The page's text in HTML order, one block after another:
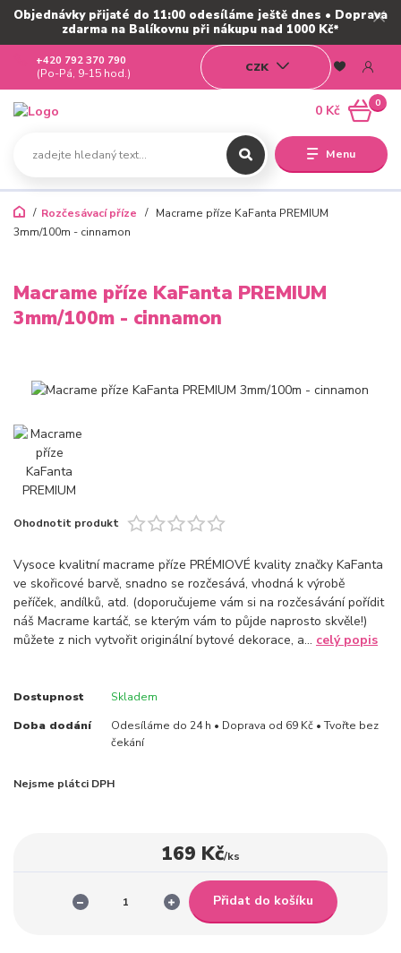
Objednávky přijaté do 11:00 odesíláme ještě dnes • Doprava
zdarma na Balíkovnu při nákupu nad 1000 Kč*
Menu
CZK
+420 792 370 790
(Po-Pá, 9-15 hod.)
0
0 Kč
Rozčesávací příze
Macrame příze KaFanta PREMIUM
3mm/100m - cinnamon
Macrame příze KaFanta PREMIUM
3mm/100m - cinnamon
Ohodnotit produkt
Vysoce kvalitní macrame příze PRÉMIOVÉ kvality značky KaFanta
ve skořicové barvě, snadno se rozčesává, vhodná k výrobě
peříček, andílků, atd. (doporučujeme vám si na rozčesávání pořídit
náš Macrame kartáč, se kterým vám to půjde naprosto skvěle!)
můžete z nich vytvořit originální bytové dekorace, a... celý popis
Dostupnost Skladem
Doba dodání
Odesíláme do 24 h • Doprava od 69 Kč • Tvořte bez
čekání
Nejsme plátci DPH
169 Kč/ks
Přidat do košíku